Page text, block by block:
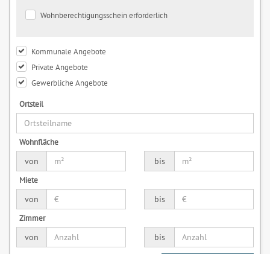
Wohnberechtigungsschein erforderlich
Kommunale Angebote
Private Angebote
Gewerbliche Angebote
Ortsteil
Wohnfläche
von
bis
Miete
von
bis
Zimmer
von
bis